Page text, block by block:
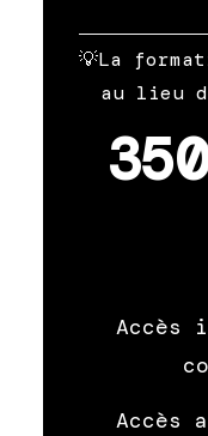
💡La
au lieu
350
Accès
Accès